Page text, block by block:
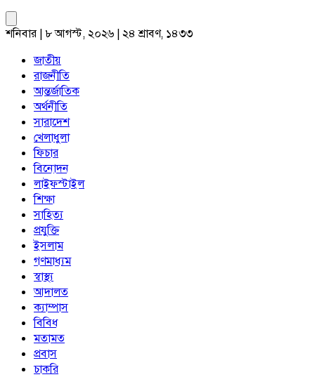
শনিবার | ৮ আগস্ট, ২০২৬ | ২৪ শ্রাবণ, ১৪৩৩
জাতীয়
রাজনীতি
আন্তর্জাতিক
অর্থনীতি
সারাদেশ
খেলাধুলা
ফিচার
বিনোদন
লাইফস্টাইল
শিক্ষা
সাহিত্য
প্রযুক্তি
ইসলাম
গণমাধ্যম
স্বাস্থ্য
আদালত
ক্যাম্পাস
বিবিধ
মতামত
প্রবাস
চাকরি